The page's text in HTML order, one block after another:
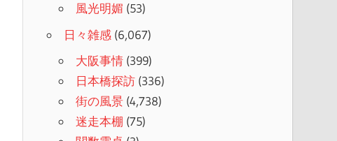
風光明媚 (53)
日々雑感 (6,067)
大阪事情 (399)
日本橋探訪 (336)
街の風景 (4,738)
迷走本棚 (75)